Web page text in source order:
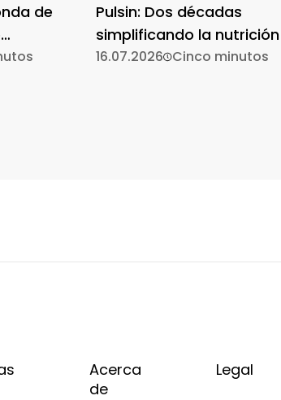
de
Pulsin: Dos décadas
simplificando la
origen vegetal
16.07.2026 Cinco minutos
Acerca
de
Legal